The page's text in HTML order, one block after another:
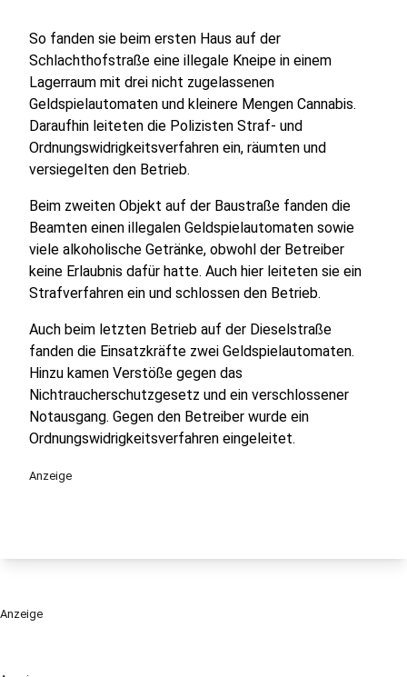
So fanden sie beim ersten Haus auf der
Schlachthofstraße eine illegale Kneipe in einem
Lagerraum mit drei nicht zugelassenen
Geldspielautomaten und kleinere Mengen Cannabis.
Daraufhin leiteten die Polizisten Straf- und
Ordnungswidrigkeitsverfahren ein, räumten und
versiegelten den Betrieb.
Beim zweiten Objekt auf der Baustraße fanden die
Beamten einen illegalen Geldspielautomaten sowie
viele alkoholische Getränke, obwohl der Betreiber
keine Erlaubnis dafür hatte. Auch hier leiteten sie ein
Strafverfahren ein und schlossen den Betrieb.
Auch beim letzten Betrieb auf der Dieselstraße
fanden die Einsatzkräfte zwei Geldspielautomaten.
Hinzu kamen Verstöße gegen das
Nichtraucherschutzgesetz und ein verschlossener
Notausgang. Gegen den Betreiber wurde ein
Ordnungswidrigkeitsverfahren eingeleitet.
Anzeige
Anzeige